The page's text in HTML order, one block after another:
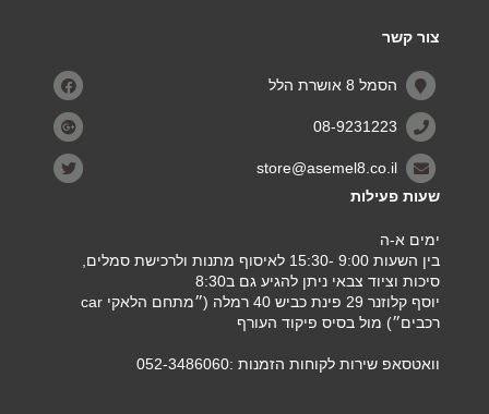
צור קשר
הסמל 8 אושרת הלל
08-9231223
store@asemel8.co.il
שעות פעילות
ימים א-ה
בין השעות 9:00 -15:30 לאיסוף מתנות ולרכישת סמלים,
סיכות וציוד צבאי ניתן להגיע גם ב8:30
יוסף קלוזנר 29 פינת כביש 40 רמלה (״מתחם הלאקי car
רכבים״) מול בסיס פיקוד העורף
וואטסאפ שירות לקוחות הזמנות :052-3486060